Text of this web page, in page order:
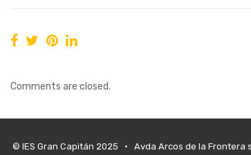
Comments are closed.
© IES Gran Capitán 2025 • Avda Arcos de la Frontera